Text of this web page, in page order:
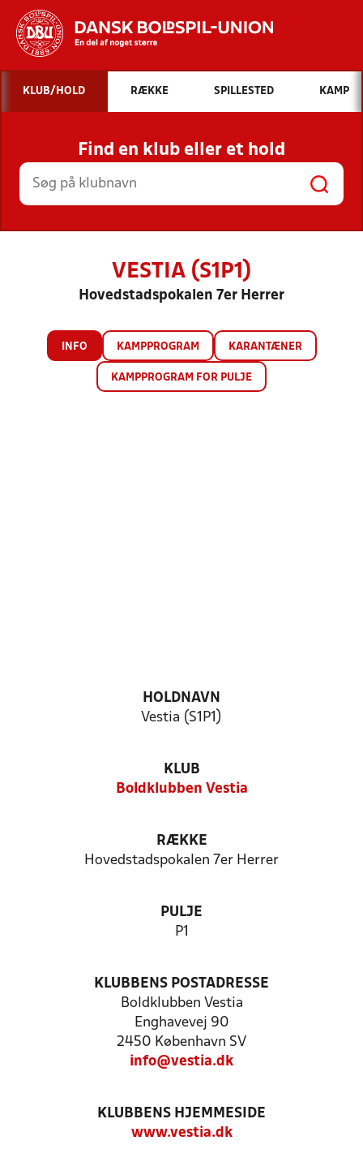
Hvad vil du søge efter?
INDHOLD OG NYHEDER
STILLINGER, RESULTATER, KLUBBER OG
HOLD
KLUB/HOLD RÆKKE SPILLESTED KAMP
Find en klub eller et hold
VESTIA (S1P1)
Hovedstadspokalen 7er Herrer
INFO KAMPPROGRAM KARANTÆNER
KAMPPROGRAM FOR PULJE
HOLDNAVN
Vestia (S1P1)
KLUB
Boldklubben Vestia
RÆKKE
Hovedstadspokalen 7er Herrer
PULJE
P1
KLUBBENS POSTADRESSE
Boldklubben Vestia
Enghavevej 90
2450 København SV
info@vestia.dk
KLUBBENS HJEMMESIDE
www.vestia.dk